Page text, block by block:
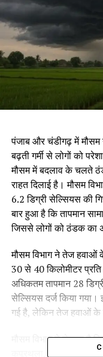
पंजाब और चंडीगढ़ में
बढ़ती गर्मी से लोगों को
मौसम में बदलाव के चलते
राहत दिलाई है। मौसम
6.2 डिग्री सेल्सियस की
बार हुआ है कि तापमान
जिससे लोगों को ठंडक का
मौसम विभाग ने तेज हवाओं
30 से 40 किलोमीटर
अधिकतम तापमान 28
सेल्सियस दर्ज किया गया।
गई है, लेकिन तेज हवाओं
मौसम विभाग ने चेताया है
कपूरथला, जालंधर,